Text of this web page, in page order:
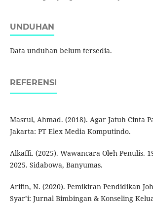
UNDUHAN
Data unduhan belum tersedia.
REFERENSI
Masrul, Ahmad. (2018). Agar Jatuh Cinta
Jakarta: PT Elex Media Komputindo.
Alkaffi. (2025). Wawancara Oleh Penulis.
2025. Sidabowa, Banyumas.
Arifin, N. (2020). Pemikiran Pendidikan
Syar’i: Jurnal Bimbingan & Konseling